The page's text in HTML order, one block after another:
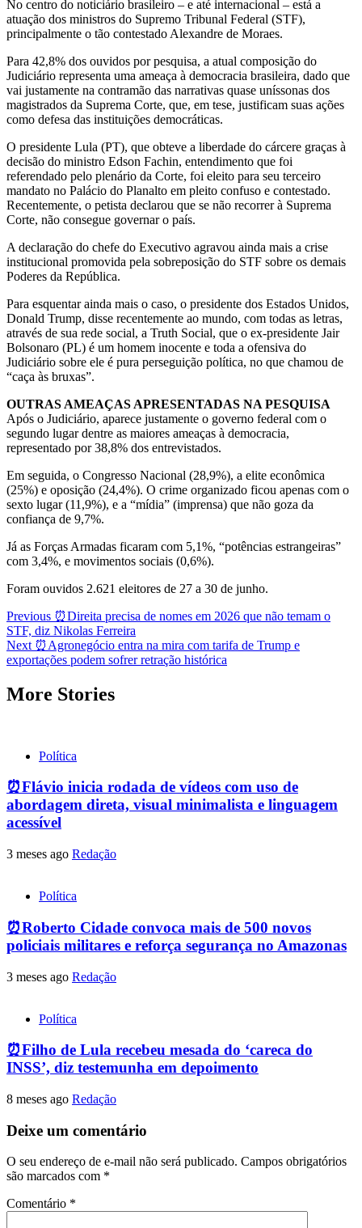
No centro do noticiário brasileiro – e até internacional – está a
atuação dos ministros do Supremo Tribunal Federal (STF),
principalmente o tão contestado Alexandre de Moraes.
Para 42,8% dos ouvidos por pesquisa, a atual composição do
Judiciário representa uma ameaça à democracia brasileira, dado que
vai justamente na contramão das narrativas quase uníssonas dos
magistrados da Suprema Corte, que, em tese, justificam suas ações
como defesa das instituições democráticas.
O presidente Lula (PT), que obteve a liberdade do cárcere graças à
decisão do ministro Edson Fachin, entendimento que foi
referendado pelo plenário da Corte, foi eleito para seu terceiro
mandato no Palácio do Planalto em pleito confuso e contestado.
Recentemente, o petista declarou que se não recorrer à Suprema
Corte, não consegue governar o país.
A declaração do chefe do Executivo agravou ainda mais a crise
institucional promovida pela sobreposição do STF sobre os demais
Poderes da República.
Para esquentar ainda mais o caso, o presidente dos Estados Unidos,
Donald Trump, disse recentemente ao mundo, com todas as letras,
através de sua rede social, a Truth Social, que o ex-presidente Jair
Bolsonaro (PL) é um homem inocente e toda a ofensiva do
Judiciário sobre ele é pura perseguição política, no que chamou de
“caça às bruxas”.
OUTRAS AMEAÇAS APRESENTADAS NA PESQUISA
Após o Judiciário, aparece justamente o governo federal com o
segundo lugar dentre as maiores ameaças à democracia,
representado por 38,8% dos entrevistados.
Em seguida, o Congresso Nacional (28,9%), a elite econômica
(25%) e oposição (24,4%). O crime organizado ficou apenas com o
sexto lugar (11,9%), e a “mídia” (imprensa) que não goza da
confiança de 9,7%.
Já as Forças Armadas ficaram com 5,1%, “potências estrangeiras”
com 3,4%, e movimentos sociais (0,6%).
Foram ouvidos 2.621 eleitores de 27 a 30 de junho.
Post
navigation
Previous ⏰Direita precisa de nomes em 2026 que não temam o
STF, diz Nikolas Ferreira
Next ⏰Agronegócio entra na mira com tarifa de Trump e
exportações podem sofrer retração histórica
More Stories
Política
⏰Flávio inicia rodada de vídeos com uso de
abordagem direta, visual minimalista e linguagem
acessível
3 meses ago Redação
Política
⏰Roberto Cidade convoca mais de 500 novos
policiais militares e reforça segurança no Amazonas
3 meses ago Redação
Política
⏰Filho de Lula recebeu mesada do ‘careca do
INSS’, diz testemunha em depoimento
8 meses ago Redação
Deixe um comentário
O seu endereço de e-mail não será publicado. Campos obrigatórios
são marcados com *
Comentário *